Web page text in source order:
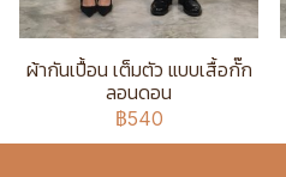
ผ้ากันเปื้อน เต็มตัว แบบเสื้อกั๊ก
ลอนดอน
฿540